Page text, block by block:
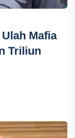
Mafia
Triliun